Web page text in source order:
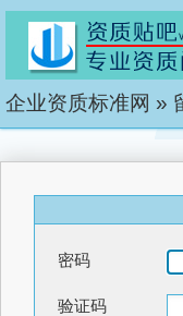
企业资质标准网 »
密码
验证码